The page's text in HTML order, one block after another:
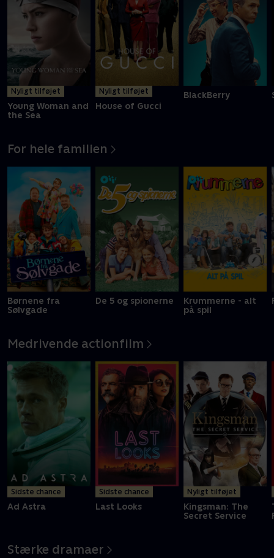
Nyligt tilføjet
Young Woman and
the Sea
Nyligt tilføjet
House of Gucci
BlackBerry
For hele familien
Børnene fra
Sølvgade
De 5 og spionerne
Krummerne - alt
på spil
Medrivende actionfilm
Sidste chance
Ad Astra
Sidste chance
Last Looks
Nyligt tilføjet
Kingsman: The
Secret Service
Stærke dramaer